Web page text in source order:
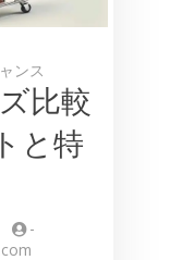
ンス
比較
と特
-